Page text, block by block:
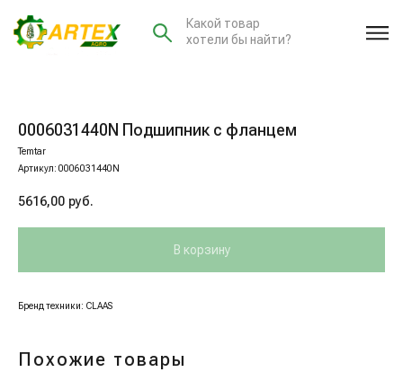
хотели бы найти?
0006031440N Подшипник с фланцем
Temtar
Артикул: 0006031440N
5616,00 руб.
В корзину
Бренд техники: CLAAS
Похожие товары